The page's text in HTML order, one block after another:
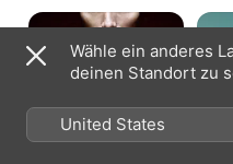
Hannibal
Unit
-
Die
Wähle ein anderes
deinen Standort zu
United States